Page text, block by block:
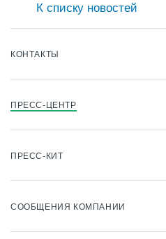
КОНТАКТЫ
ПРЕСС-ЦЕНТР
ПРЕСС-КИТ
СООБЩЕНИЯ КОМПАНИИ
К списку новостей